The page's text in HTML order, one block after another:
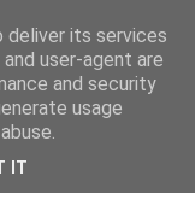
deliver its services
user-agent are
and security
usage
IT